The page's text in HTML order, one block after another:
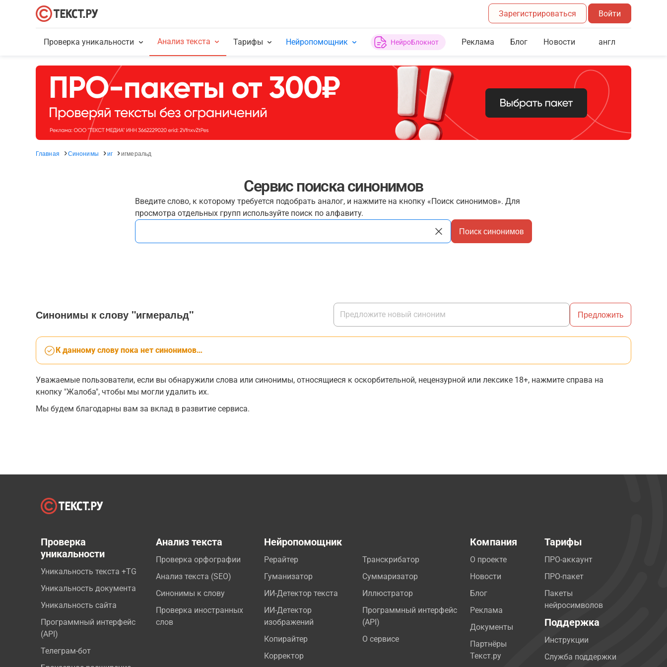
Зарегистрироваться Войти
Проверка уникальности Анализ текста Тарифы Нейропомощник НейроБлокнот Реклама Блог Новости англ
Главная Синонимы иг игмеральд
Сервис поиска синонимов
Введите слово, к которому требуется подобрать аналог, и нажмите на кнопку «Поиск синонимов». Для
просмотра отдельных групп используйте поиск по алфавиту.
Поиск синонимов
Синонимы к слову "игмеральд" Предложить
К данному слову пока нет синонимов…
Уважаемые пользователи, если вы обнаружили слова или синонимы, относящиеся к оскорбительной, нецензурной или лексике 18+, нажмите справа на
кнопку "Жалоба", чтобы мы могли удалить их.
Мы будем благодарны вам за вклад в развитие сервиса.
Проверка
уникальности
Уникальность текста +TG
Уникальность документа
Уникальность сайта
Программный интерфейс
(API)
Телеграм-бот
Анализ текста
Проверка орфографии
Анализ текста (SEO)
Синонимы к слову
Проверка иностранных
слов
Нейропомощник
Рерайтер
Гуманизатор
ИИ-Детектор текста
ИИ-Детектор
изображений
Копирайтер
Корректор
Транскрибатор
Суммаризатор
Иллюстратор
Программный интерфейс
(API)
О сервисе
Компания
О проекте
Новости
Блог
Реклама
Документы
Партнёры
Текст.ру
Тарифы
ПРО-аккаунт
ПРО-пакет
Пакеты
нейросимволов
Поддержка
Инструкции
Служба поддержки